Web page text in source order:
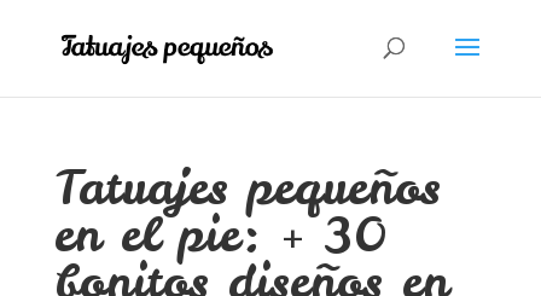
Tatuajes pequeños
en el pie: + 30
bonitos diseños en